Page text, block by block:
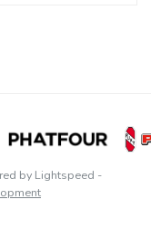
by Lightspeed -